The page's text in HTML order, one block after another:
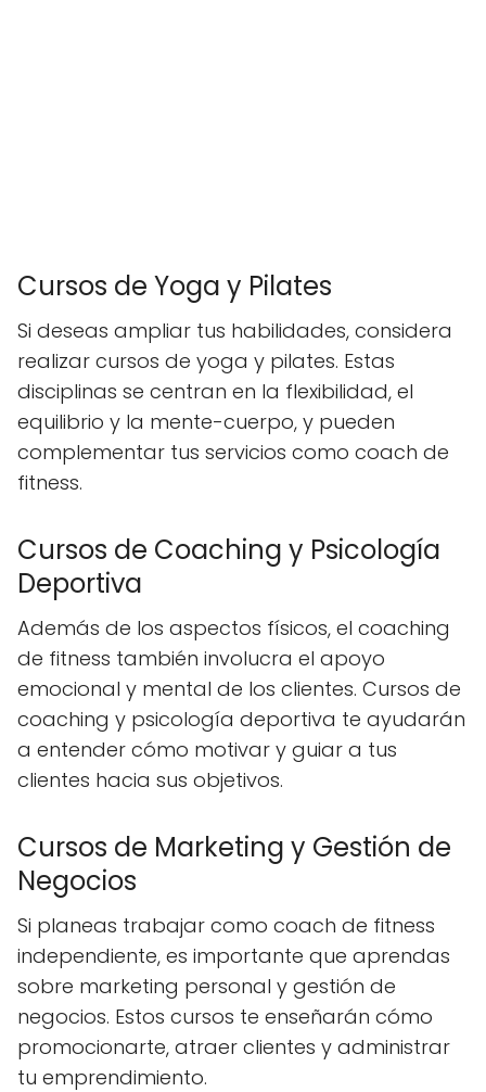
Cursos de Yoga y Pilates
Si deseas ampliar tus habilidades, considera
realizar cursos de yoga y pilates. Estas
disciplinas se centran en la flexibilidad, el
equilibrio y la mente-cuerpo, y pueden
complementar tus servicios como coach de
fitness.
Cursos de Coaching y Psicología
Deportiva
Además de los aspectos físicos, el coaching
de fitness también involucra el apoyo
emocional y mental de los clientes. Cursos de
coaching y psicología deportiva te ayudarán
a entender cómo motivar y guiar a tus
clientes hacia sus objetivos.
Cursos de Marketing y Gestión de
Negocios
Si planeas trabajar como coach de fitness
independiente, es importante que aprendas
sobre marketing personal y gestión de
negocios. Estos cursos te enseñarán cómo
promocionarte, atraer clientes y administrar
tu emprendimiento.